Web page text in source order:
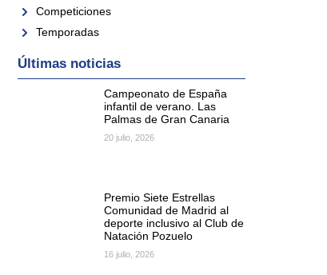
Competiciones
Temporadas
Últimas noticias
Campeonato de España
infantil de verano. Las
Palmas de Gran Canaria
20 julio, 2026
Premio Siete Estrellas
Comunidad de Madrid al
deporte inclusivo al Club de
Natación Pozuelo
16 julio, 2026